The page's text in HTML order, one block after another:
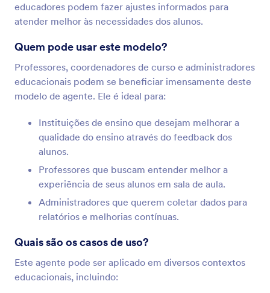
educadores podem fazer ajustes informados para
atender melhor às necessidades dos alunos.
Quem pode usar este modelo?
Professores, coordenadores de curso e administradores
educacionais podem se beneficiar imensamente deste
modelo de agente. Ele é ideal para:
Instituições de ensino que desejam melhorar a
qualidade do ensino através do feedback dos
alunos.
Professores que buscam entender melhor a
experiência de seus alunos em sala de aula.
Administradores que querem coletar dados para
relatórios e melhorias contínuas.
Quais são os casos de uso?
Este agente pode ser aplicado em diversos contextos
educacionais, incluindo: